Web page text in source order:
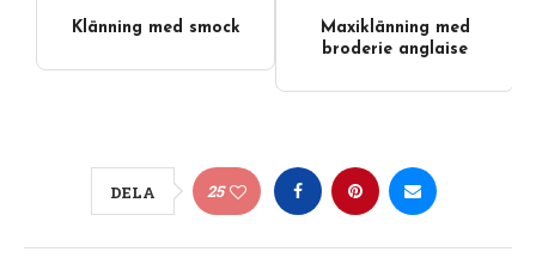
Klänning med smock
Maxiklänning med
broderie anglaise
DELA 25